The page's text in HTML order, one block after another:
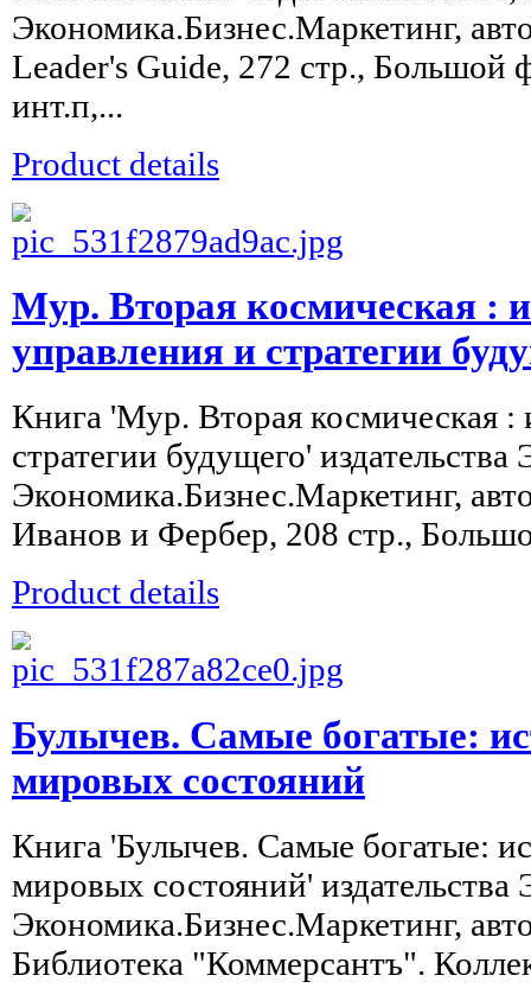
Экономика.Бизнес.Маркетинг,
Leader's Guide, 272 стр., Большой
инт.п,...
Product details
Мур. Вторая космическая :
управления и стратегии
Книга 'Мур. Вторая космическая :
стратегии будущего'
Экономика.Бизнес.Маркетинг,
Иванов и Фербер, 208 стр.,
Product details
Булычев. Самые богатые:
мировых состояний
Книга 'Булычев. Самые богатые:
мировых состояний'
Экономика.Бизнес.Маркетинг,
Библиотека "Коммерсантъ".